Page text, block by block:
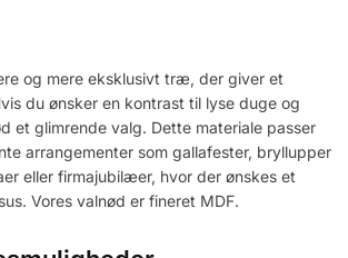
og mere eksklusivt træ, der giver et
du ønsker en kontrast til lyse duge og
et glimrende valg. Dette materiale passer
arrangementer som gallafester, bryllupper
eller firmajubilæer, hvor der ønskes et
Vores valnød er fineret MDF.